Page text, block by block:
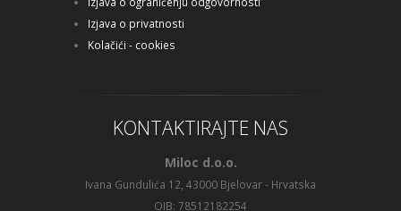
Izjava o privatnosti
Kolačići - cookies
KONTAKTIRAJTE NAS
Miloc d.o.o.
Ivana Gundulića 12, 43000 Bjelovar - Hrvatska
OIB: 78512182254